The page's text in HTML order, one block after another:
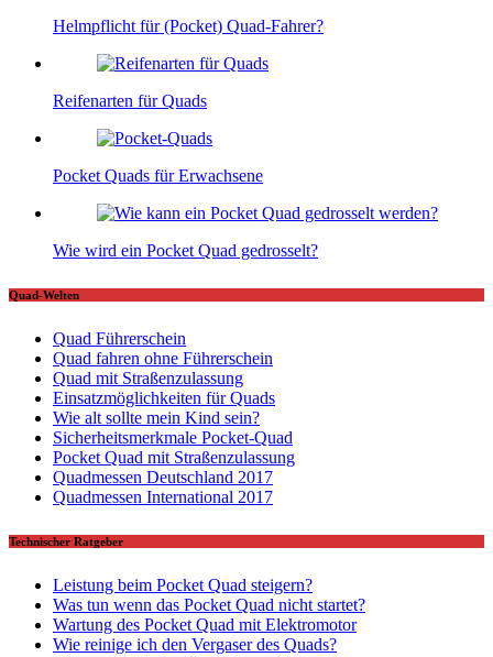
Helmpflicht für (Pocket) Quad-Fahrer?
Reifenarten für Quads
Pocket Quads für Erwachsene
Wie wird ein Pocket Quad gedrosselt?
Quad-Welten
Quad Führerschein
Quad fahren ohne Führerschein
Quad mit Straßenzulassung
Einsatzmöglichkeiten für Quads
Wie alt sollte mein Kind sein?
Sicherheitsmerkmale Pocket-Quad
Pocket Quad mit Straßenzulassung
Quadmessen Deutschland 2017
Quadmessen International 2017
Technischer Ratgeber
Leistung beim Pocket Quad steigern?
Was tun wenn das Pocket Quad nicht startet?
Wartung des Pocket Quad mit Elektromotor
Wie reinige ich den Vergaser des Quads?